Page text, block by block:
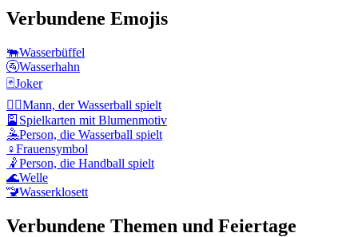
Verbundene Emojis
🐃Wasserbüffel
🚰Wasserhahn
🃏Joker
🤽‍♂️Mann, der Wasserball spielt
🎴 Spielkarten mit Blumenmotiv
🤽Person, die Wasserball spielt
♀️Frauensymbol
🤾Person, die Handball spielt
🌊Welle
🚾Wasserklosett
Verbundene Themen und Feiertage